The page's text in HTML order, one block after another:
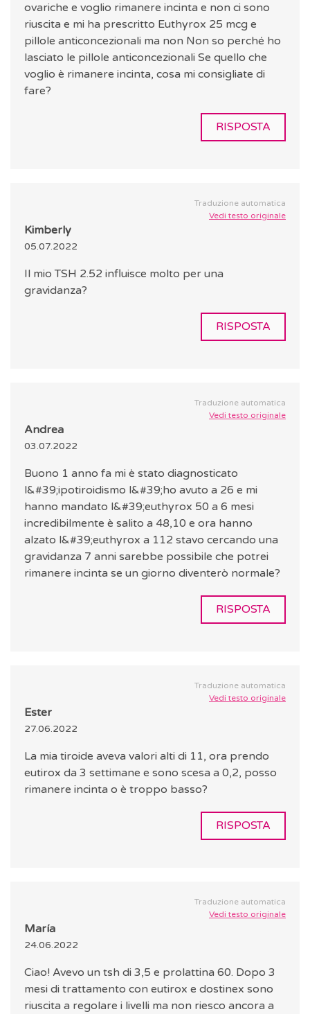
ovariche e voglio rimanere incinta e non ci sono
riuscita e mi ha prescritto Euthyrox 25 mcg e
pillole anticoncezionali ma non Non so perché ho
lasciato le pillole anticoncezionali Se quello che
voglio è rimanere incinta, cosa mi consigliate di
fare?
RISPOSTA
Traduzione automatica
Vedi testo originale
Kimberly
05.07.2022
Il mio TSH 2.52 influisce molto per una
gravidanza?
RISPOSTA
Traduzione automatica
Vedi testo originale
Andrea
03.07.2022
Buono 1 anno fa mi è stato diagnosticato
l&#39;ipotiroidismo l&#39;ho avuto a 26 e mi
hanno mandato l&#39;euthyrox 50 a 6 mesi
incredibilmente è salito a 48,10 e ora hanno
alzato l&#39;euthyrox a 112 stavo cercando una
gravidanza 7 anni sarebbe possibile che potrei
rimanere incinta se un giorno diventerò normale?
RISPOSTA
Traduzione automatica
Vedi testo originale
Ester
27.06.2022
La mia tiroide aveva valori alti di 11, ora prendo
eutirox da 3 settimane e sono scesa a 0,2, posso
rimanere incinta o è troppo basso?
RISPOSTA
Traduzione automatica
Vedi testo originale
María
24.06.2022
Ciao! Avevo un tsh di 3,5 e prolattina 60. Dopo 3
mesi di trattamento con eutirox e dostinex sono
riuscita a regolare i livelli ma non riesco ancora a